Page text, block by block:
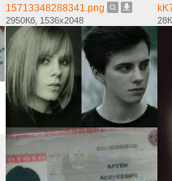
15713348288341.png
2950Кб, 1536x2048